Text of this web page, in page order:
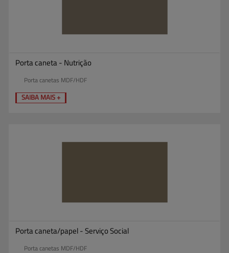
Porta caneta - Nutrição
Porta canetas MDF/HDF
SAIBA MAIS +
Porta caneta/papel - Serviço Social
Porta canetas MDF/HDF